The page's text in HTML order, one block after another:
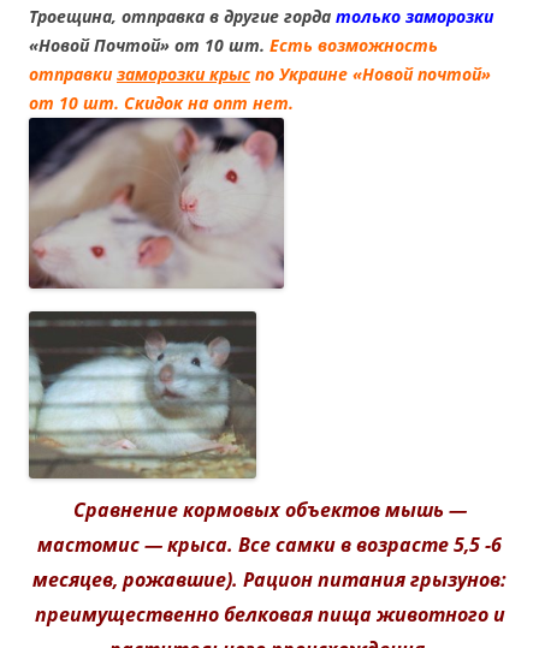
Троещина, отправка в другие горда только заморозки
«Новой Почтой» от 10 шт. Есть возможность
отправкизаморозки крыс по Украине «Новой почтой»
от 10 шт. Скидок на опт нет.
Сравнение кормовых объектов мышь —
мастомис — крыса. Все самки в возрасте 5,5 -6
месяцев, рожавшие). Рацион питания грызунов:
преимущественно белковая пища животного и